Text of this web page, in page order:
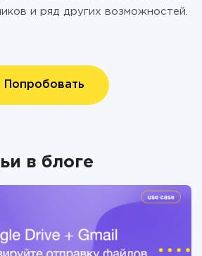
и ряд других возможностей.
Попробовать
в блоге